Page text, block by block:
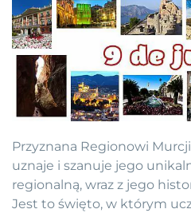
Przyznana Regionowi
uznaje i szanuje jego
regionalną, wraz z jego
Jest to święto, w którym